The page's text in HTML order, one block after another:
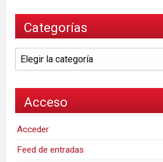
Categorías
Categorías
Acceso
Acceder
Feed de entradas